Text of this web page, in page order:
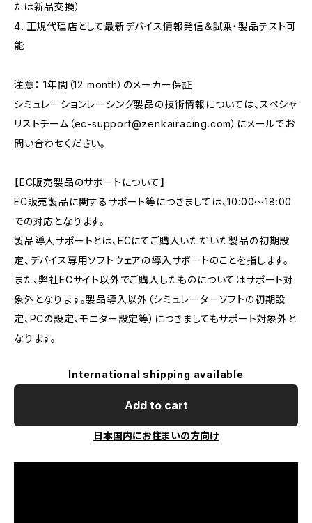
たは新品交換）
4．正規代理店として最新デバイス情報発信＆試乗・製品テスト可
能
注意： 1年間（12 month）のメーカー保証
シミュレーションレーシング製品の技術情報については、スペシャ
リストチーム（ec-support@zenkairacing.com）にメールでお
問い合わせください。
【EC販売製品のサポートについて】
EC販売製品に関するサポート等につきましては、10:00〜18:00
での対応となります。
製品導入サポートとは、ECにてご購入いただいた製品の初期設
定、デバイス専用ソフトウェアの導入サポートのことを指します。
また、弊社ECサイト以外でご購入したものについてはサポート対
象外となります。製品導入以外（シミュレーターソフトの初期設
定、PCの設定、モニター設定等）につきましてもサポート対象外と
なります。
International shipping available
Add to cart
日本国内にお住まいの方向け